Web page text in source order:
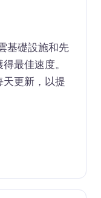
基礎設施和先
最佳速度。
更新，以提